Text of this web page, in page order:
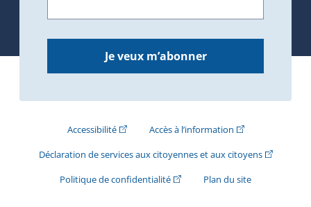
Je veux m’abonner
Accessibilité(Cet hyperlien externe s'ouvrira dans une
Accès à l’information(Cet hyperlien
Déclaration de services aux citoyennes et aux citoyens(Cet
Politique de confidentialité(Cet hyperlien externe s'ouvrira
Plan du site